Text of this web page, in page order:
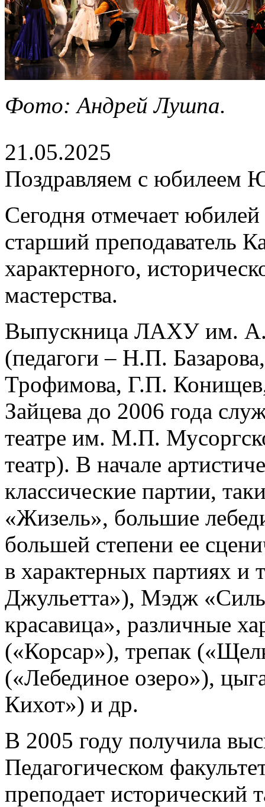
Фото: Андрей Лушпа.
21.05.2025
Поздравляем с юбилеем
Сегодня отмечает
старший преподаватель
характерного,
мастерства.
Выпускница ЛАХУ им.
(педагоги – Н.П.
Трофимова, Г.П.
Зайцева до 2006 года
театре им. М.П.
театр). В начале
классические партии,
«Жизель», большие
большей степени ее
в характерных партиях
Джульетта»), Мэдж
красавица», различные
(«Корсар»), трепак
(«Лебединое озеро»),
Кихот») и др.
В 2005 году получила
Педагогическом
преподает исторический